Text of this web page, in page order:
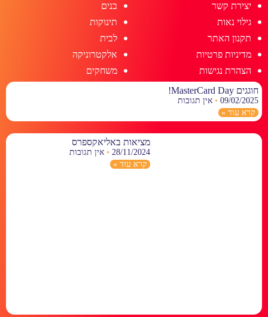
יצירת קשר
גילוי נאות
תקנון האתר
מדיניות פרטיות
הצהרת נגישות
בנים
תינוקות
לבית
אלקטרוניקה
משחקים
חוגגים MasterCard Day!
09/02/2025
אין תגובות
קרא עוד »
מציאות באליאקספרס
28/11/2024 אין תגובות
קרא עוד »